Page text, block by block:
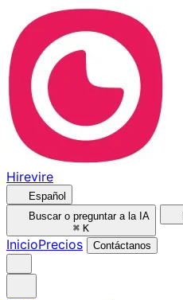
Hirevire
Español
Buscar o preguntar a la IA
⌘ K
InicioPrecios Contáctanos